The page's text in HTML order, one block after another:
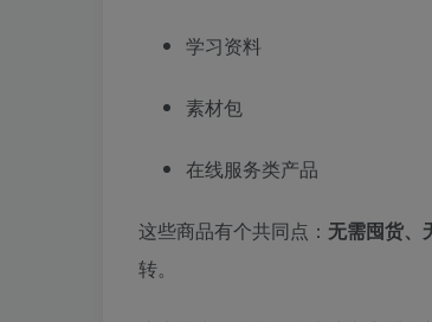
学习资料
素材包
在线服务类产品
这些商品有个共同点： 无需囤货、
转。